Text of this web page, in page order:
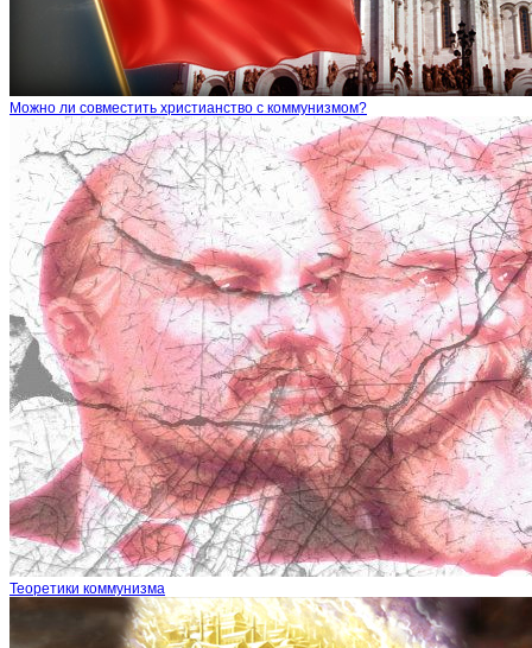
Можно ли совместить христианство с коммунизмом?
Теоретики коммунизма